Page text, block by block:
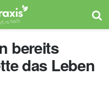
bereits
das Leben